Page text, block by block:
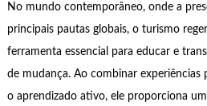
No mundo contemporâneo, onde a
principais pautas globais, o turismo
ferramenta essencial para educar e
de mudança. Ao combinar experiências
o aprendizado ativo, ele proporciona